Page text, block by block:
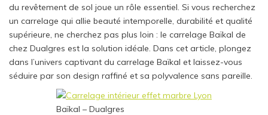
du revêtement de sol joue un rôle essentiel. Si vous recherchez
un carrelage qui allie beauté intemporelle, durabilité et qualité
supérieure, ne cherchez pas plus loin : le carrelage Baïkal de
chez Dualgres est la solution idéale. Dans cet article, plongez
dans l’univers captivant du carrelage Baïkal et laissez-vous
séduire par son design raffiné et sa polyvalence sans pareille.
Baïkal – Dualgres